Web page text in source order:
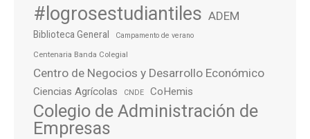
#logrosestudiantiles ADEM
Biblioteca General Campamento de verano
Centenaria Banda Colegial
Centro de Negocios y Desarrollo Económico
Ciencias Agrícolas CNDE CoHemis
Colegio de Administración de
Empresas